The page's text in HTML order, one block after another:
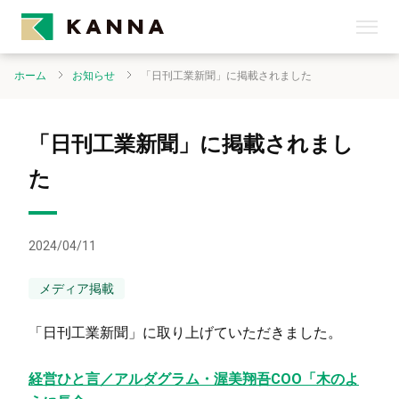
ホーム お知らせ 「日刊工業新聞」に掲載されました
「日刊工業新聞」に掲載されまし
た
2024/04/11
メディア掲載
「日刊工業新聞」に取り上げていただきました。
経営ひと言／アルダグラム・渥美翔吾COO「木のよ